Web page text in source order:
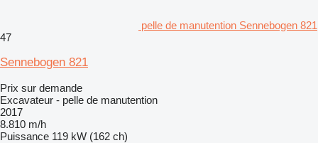
pelle de manutention Sennebogen 821
47
Sennebogen 821
Prix sur demande
Excavateur - pelle de manutention
2017
8.810 m/h
Puissance 119 kW (162 ch)